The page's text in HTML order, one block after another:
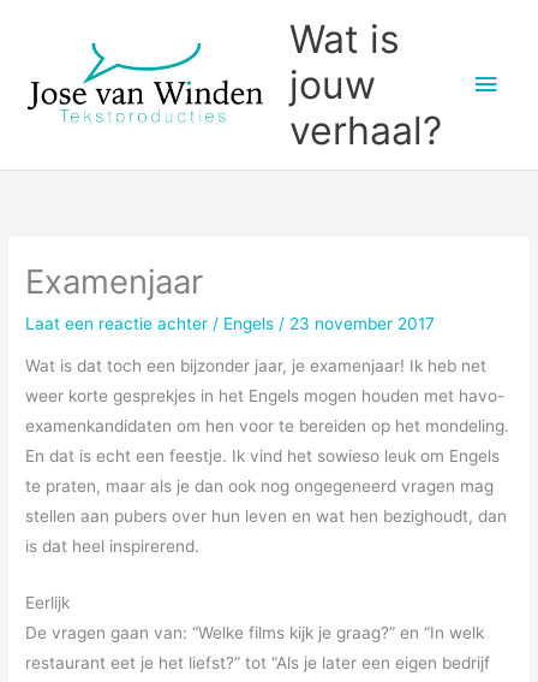
inhoud
Wat is
jouw
verhaal?
Examenjaar
Laat een reactie achter / Engels / 23 november 2017
Wat is dat toch een bijzonder jaar, je examenjaar! Ik heb net
weer korte gesprekjes in het Engels mogen houden met havo-
examenkandidaten om hen voor te bereiden op het mondeling.
En dat is echt een feestje. Ik vind het sowieso leuk om Engels
te praten, maar als je dan ook nog ongegeneerd vragen mag
stellen aan pubers over hun leven en wat hen bezighoudt, dan
is dat heel inspirerend.
Eerlijk
De vragen gaan van: “Welke films kijk je graag?” en “In welk
restaurant eet je het liefst?” tot “Als je later een eigen bedrijf